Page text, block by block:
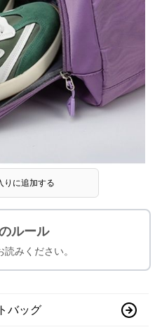
りに追加する
ルール
みください。
バッグ